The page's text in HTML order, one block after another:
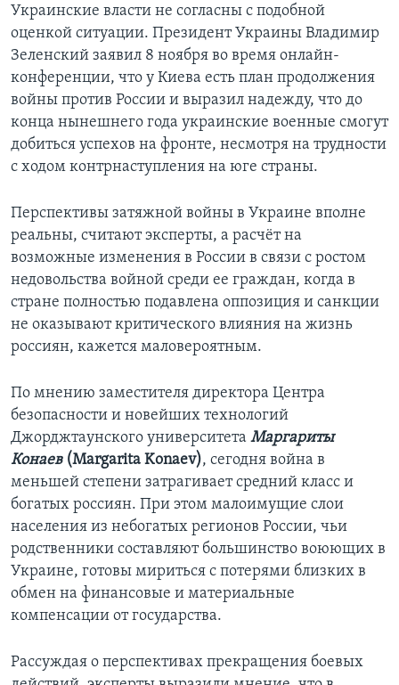
Украинские власти не согласны с подобной
оценкой ситуации. Президент Украины Владимир
Зеленский заявил 8 ноября во время онлайн-
конференции, что у Киева есть план продолжения
войны против России и выразил надежду, что до
конца нынешнего года украинские военные смогут
добиться успехов на фронте, несмотря на трудности
с ходом контрнаступления на юге страны.
Перспективы затяжной войны в Украине вполне
реальны, считают эксперты, а расчёт на
возможные изменения в России в связи с ростом
недовольства войной среди ее граждан, когда в
стране полностью подавлена оппозиция и санкции
не оказывают критического влияния на жизнь
россиян, кажется маловероятным.
По мнению заместителя директора Центра
безопасности и новейших технологий
Джорджтаунского университета Маргариты
Конаев (Margarita Konaev), сегодня война в
меньшей степени затрагивает средний класс и
богатых россиян. При этом малоимущие слои
населения из небогатых регионов России, чьи
родственники составляют большинство воюющих в
Украине, готовы мириться с потерями близких в
обмен на финансовые и материальные
компенсации от государства.
Рассуждая о перспективах прекращения боевых